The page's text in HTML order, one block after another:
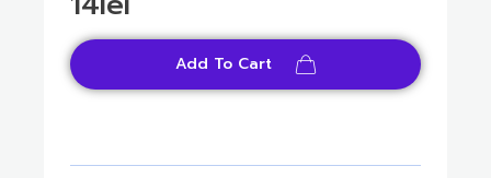
Add To Cart